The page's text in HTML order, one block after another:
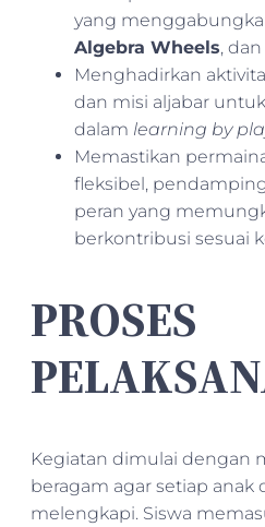
yang
Algebra Wheels, dan
Menghadirkan
dan misi aljabar
dalam learning by
Memastikan
fleksibel,
peran yang
berkontribusi sesuai
PROSES
Kegiatan dimulai dengan
beragam agar setiap anak
melengkapi. Siswa